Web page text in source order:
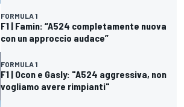
FORMULA 1
F1 | Famin: “A524 completamente nuova
con un approccio audace”
FORMULA 1
F1 | Ocon e Gasly: "A524 aggressiva, non
vogliamo avere rimpianti"